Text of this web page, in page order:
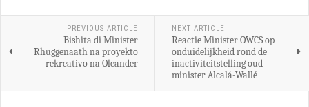
PREVIOUS ARTICLE
Bishita di Minister
Rhuggenaath na proyekto
rekreativo na Oleander
NEXT ARTICLE
Reactie Minister OWCS op
onduidelijkheid rond de
inactiviteitstelling oud-
minister Alcalá-Wallé